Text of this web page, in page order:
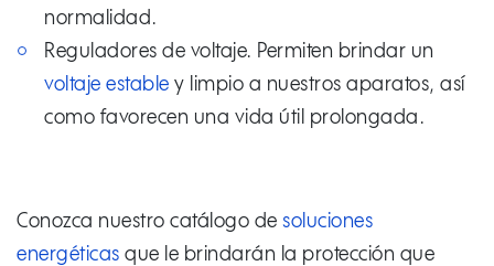
normalidad.
Reguladores de voltaje. Permiten brindar un
voltaje estable y limpio a nuestros aparatos, así
como favorecen una vida útil prolongada.
Conozca nuestro catálogo de soluciones
energéticas que le brindarán la protección que